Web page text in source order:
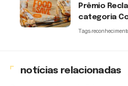
Prêmio
categoria
Tags:
notícias relacionadas